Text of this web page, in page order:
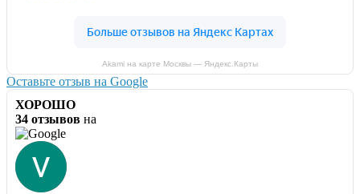
Akami на карте Москвы — Яндекс.Карты
Оставьте отзыв на Google
ХОРОШО
34 отзывов на